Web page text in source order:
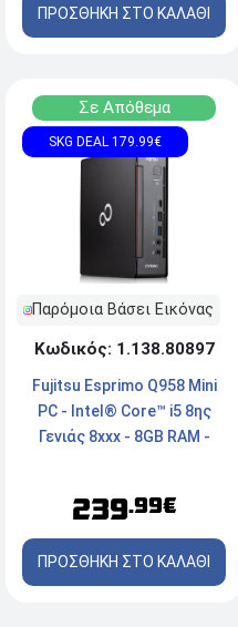
ΠΡΟΣΘΗΚΗ ΣΤΟ ΚΑΛΑΘΙ
Σε Απόθεμα
SKG DEAL 179.99€
Παρόμοια Βάσει Εικόνας
Κωδικός: 1.138.80897
Fujitsu Esprimo Q958 Mini
PC - Intel® Core™ i5 8ης
Γενιάς 8xxx - 8GB RAM -
Pro
239.99€
ΠΡΟΣΘΗΚΗ ΣΤΟ ΚΑΛΑΘΙ